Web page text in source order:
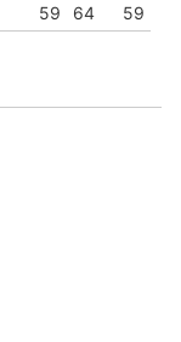
59 64 59